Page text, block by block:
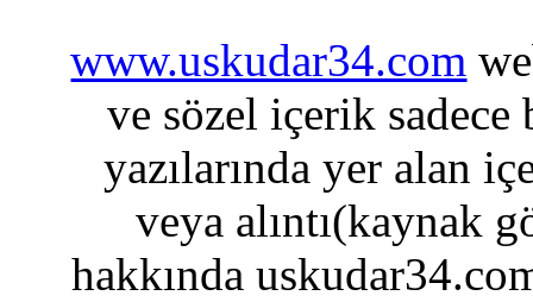
www.uskudar34.com
ve sözel içerik sadece
yazılarında yer alan
veya alıntı(kaynak
hakkında